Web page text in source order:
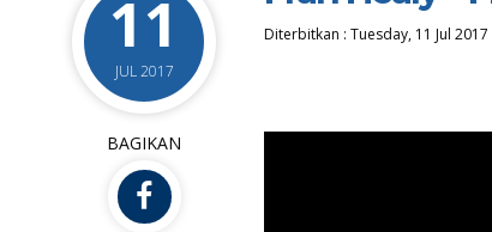
11
JUL 2017
Diterbitkan : Tuesday, 11 Jul 2017
BAGIKAN